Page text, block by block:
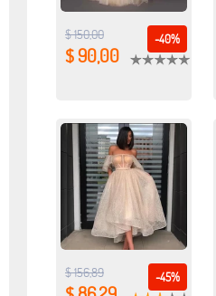
-40%
$ 150,00
$ 90,00
-45%
$ 156,89